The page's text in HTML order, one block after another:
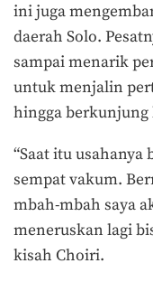
ini juga
daerah Solo.
sampai menarik
untuk menjalin
hingga berkunjung
“Saat itu usahanya
sempat vakum.
mbah-mbah saya
meneruskan lagi
kisah Choiri.